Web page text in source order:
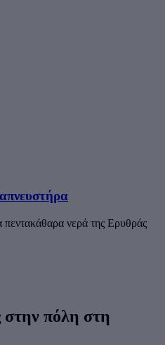
νερά της Ερυθράς
στην πόλη στη